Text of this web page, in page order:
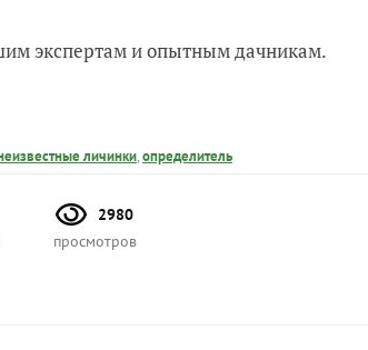
экспертам и опытным дачникам.
личинки,определитель
2980
просмотров